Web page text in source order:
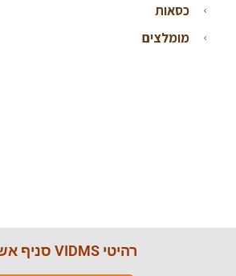
כסאות
מומלצים
רהיטי VIDMS סניף אשדוד